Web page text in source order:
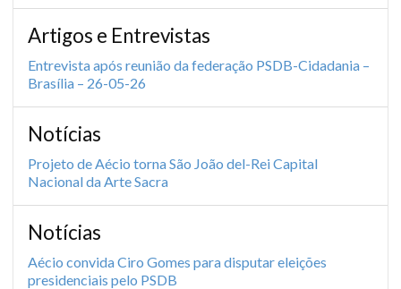
Artigos e Entrevistas
Entrevista após reunião da federação PSDB-Cidadania –
Brasília – 26-05-26
Notícias
Projeto de Aécio torna São João del-Rei Capital
Nacional da Arte Sacra
Notícias
Aécio convida Ciro Gomes para disputar eleições
presidenciais pelo PSDB